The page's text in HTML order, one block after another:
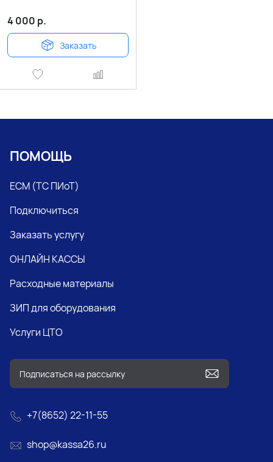
4 000 р.
Заказать
ПОМОЩЬ
ЕСМ (ТС ПИоТ)
Подключиться
Заказать услугу
ОНЛАЙН КАССЫ
Расходные материалы
ЗИП для оборудования
Услуги ЦТО
+7(8652) 22-11-55
shop@kassa26.ru